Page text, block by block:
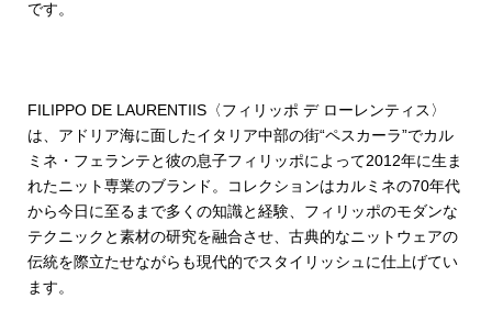
です。
FILIPPO DE LAURENTIIS〈フィリッポ デ ローレンティス〉
は、アドリア海に面したイタリア中部の街“ペスカーラ”でカル
ミネ・フェランテと彼の息子フィリッポによって2012年に生ま
れたニット専業のブランド。コレクションはカルミネの70年代
から今日に至るまで多くの知識と経験、フィリッポのモダンな
テクニックと素材の研究を融合させ、古典的なニットウェアの
伝統を際立たせながらも現代的でスタイリッシュに仕上げてい
ます。